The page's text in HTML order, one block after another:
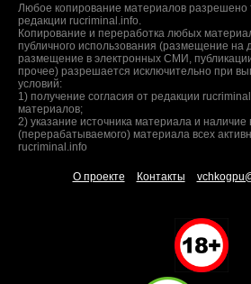
Любое копирование материалов разрешено
редакции rucriminal.info.
Копирование и переработка любых
публичного использования (размещение на
размещение в электронных СМИ,
прочее) разрешается исключительно при
условий:
1) получение согласия от редакции
материалов;
2) указание источника материала и наличие
(перерабатываемого) материала всех
rucriminal.info
О проекте Контакты